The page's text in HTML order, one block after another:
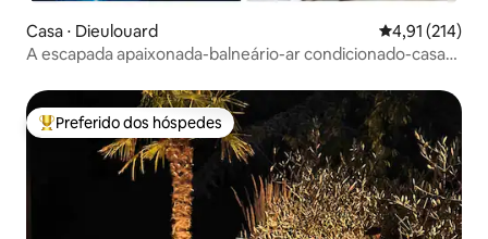
Casa ⋅ Dieulouard 4,91 de uma
4,91 (214)
A escapada apaixonada-balneário-ar condicionado-casa
Entre os melhores preferidos dos hóspedes
Preferido dos hóspedes